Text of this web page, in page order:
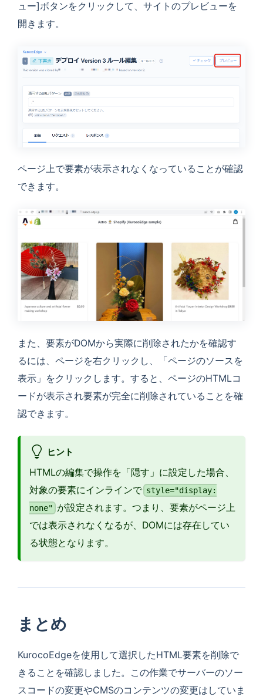
ュー]ボタンをクリックして、サイトのプレビューを
開きます。
ページ上で要素が表示されなくなっていることが確認
できます。
また、要素がDOMから実際に削除されたかを確認す
るには、ページを右クリックし、「ページのソースを
表示」をクリックします。すると、ページのHTMLコ
ードが表示され要素が完全に削除されていることを確
認できます。
ヒント
HTMLの編集で操作を「隠す」に設定した場合、
対象の要素にインラインで style="display:
none" が設定されます。つまり、要素がページ上
では表示されなくなるが、DOMには存在してい
る状態となります。
まとめ
KurocoEdgeを使用して選択したHTML要素を削除で
きることを確認しました。この作業でサーバーのソー
スコードの変更やCMSのコンテンツの変更はしていま